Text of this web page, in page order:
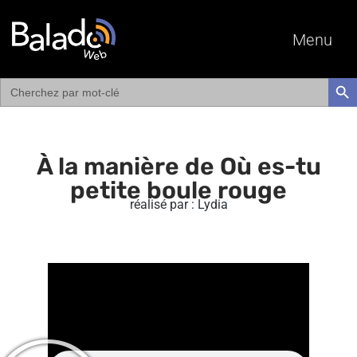
Menu
Search
for:
À la manière de Où es-tu
petite boule rouge
réalisé par : Lydia